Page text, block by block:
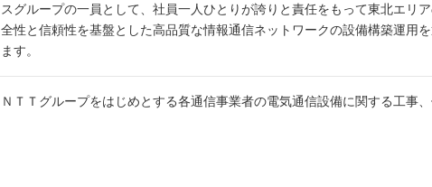
スグループの一員として、社員一人ひとりが誇りと責任をもって東北エリ
全性と信頼性を基盤とした高品質な情報通信ネットワークの設備構築運用
ます。
ＮＴＴグループをはじめとする各通信事業者の電気通信設備に関する工事